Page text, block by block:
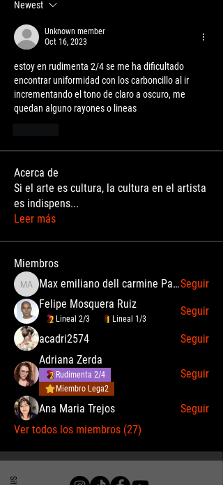
Newest
Unknown member
Oct 16, 2023
estoy en rudimenta 2/4 se me ha dificultado
encontrar uniformidad con los carboncillo al ir
incrementando el tono de claro a oscuro, me
quedan alguno rayones o lineas
Acerca de
Si el arte es cultura, la cultura en el artista
es indispens...
Leer más
Miembros
Max emiliano dell carmine Palomino AnguloMax emiliano dell carmine Palomino AnguloSeguir
Felipe Mosquera Ruiz
Lineal 2/3 Lineal 1/3
Seguir
acadri2574
Seguir
Adriana Zerda
Rudimenta 2/4
Miembro Lega2
Seguir
Ana Maria Trejos
Seguir
Ver todos los miembros (27)